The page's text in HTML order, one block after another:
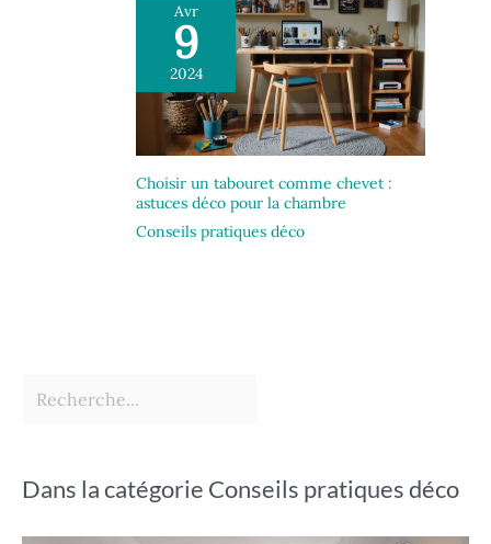
Avr
9
2024
Choisir un tabouret comme chevet :
astuces déco pour la chambre
Conseils pratiques déco
Dans la catégorie Conseils pratiques déco